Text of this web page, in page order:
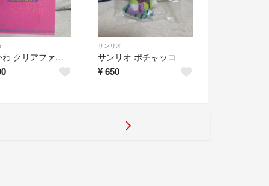
ちいかわ クリアファイル
サンリオ
サンリオ ポチャッコ
¥650